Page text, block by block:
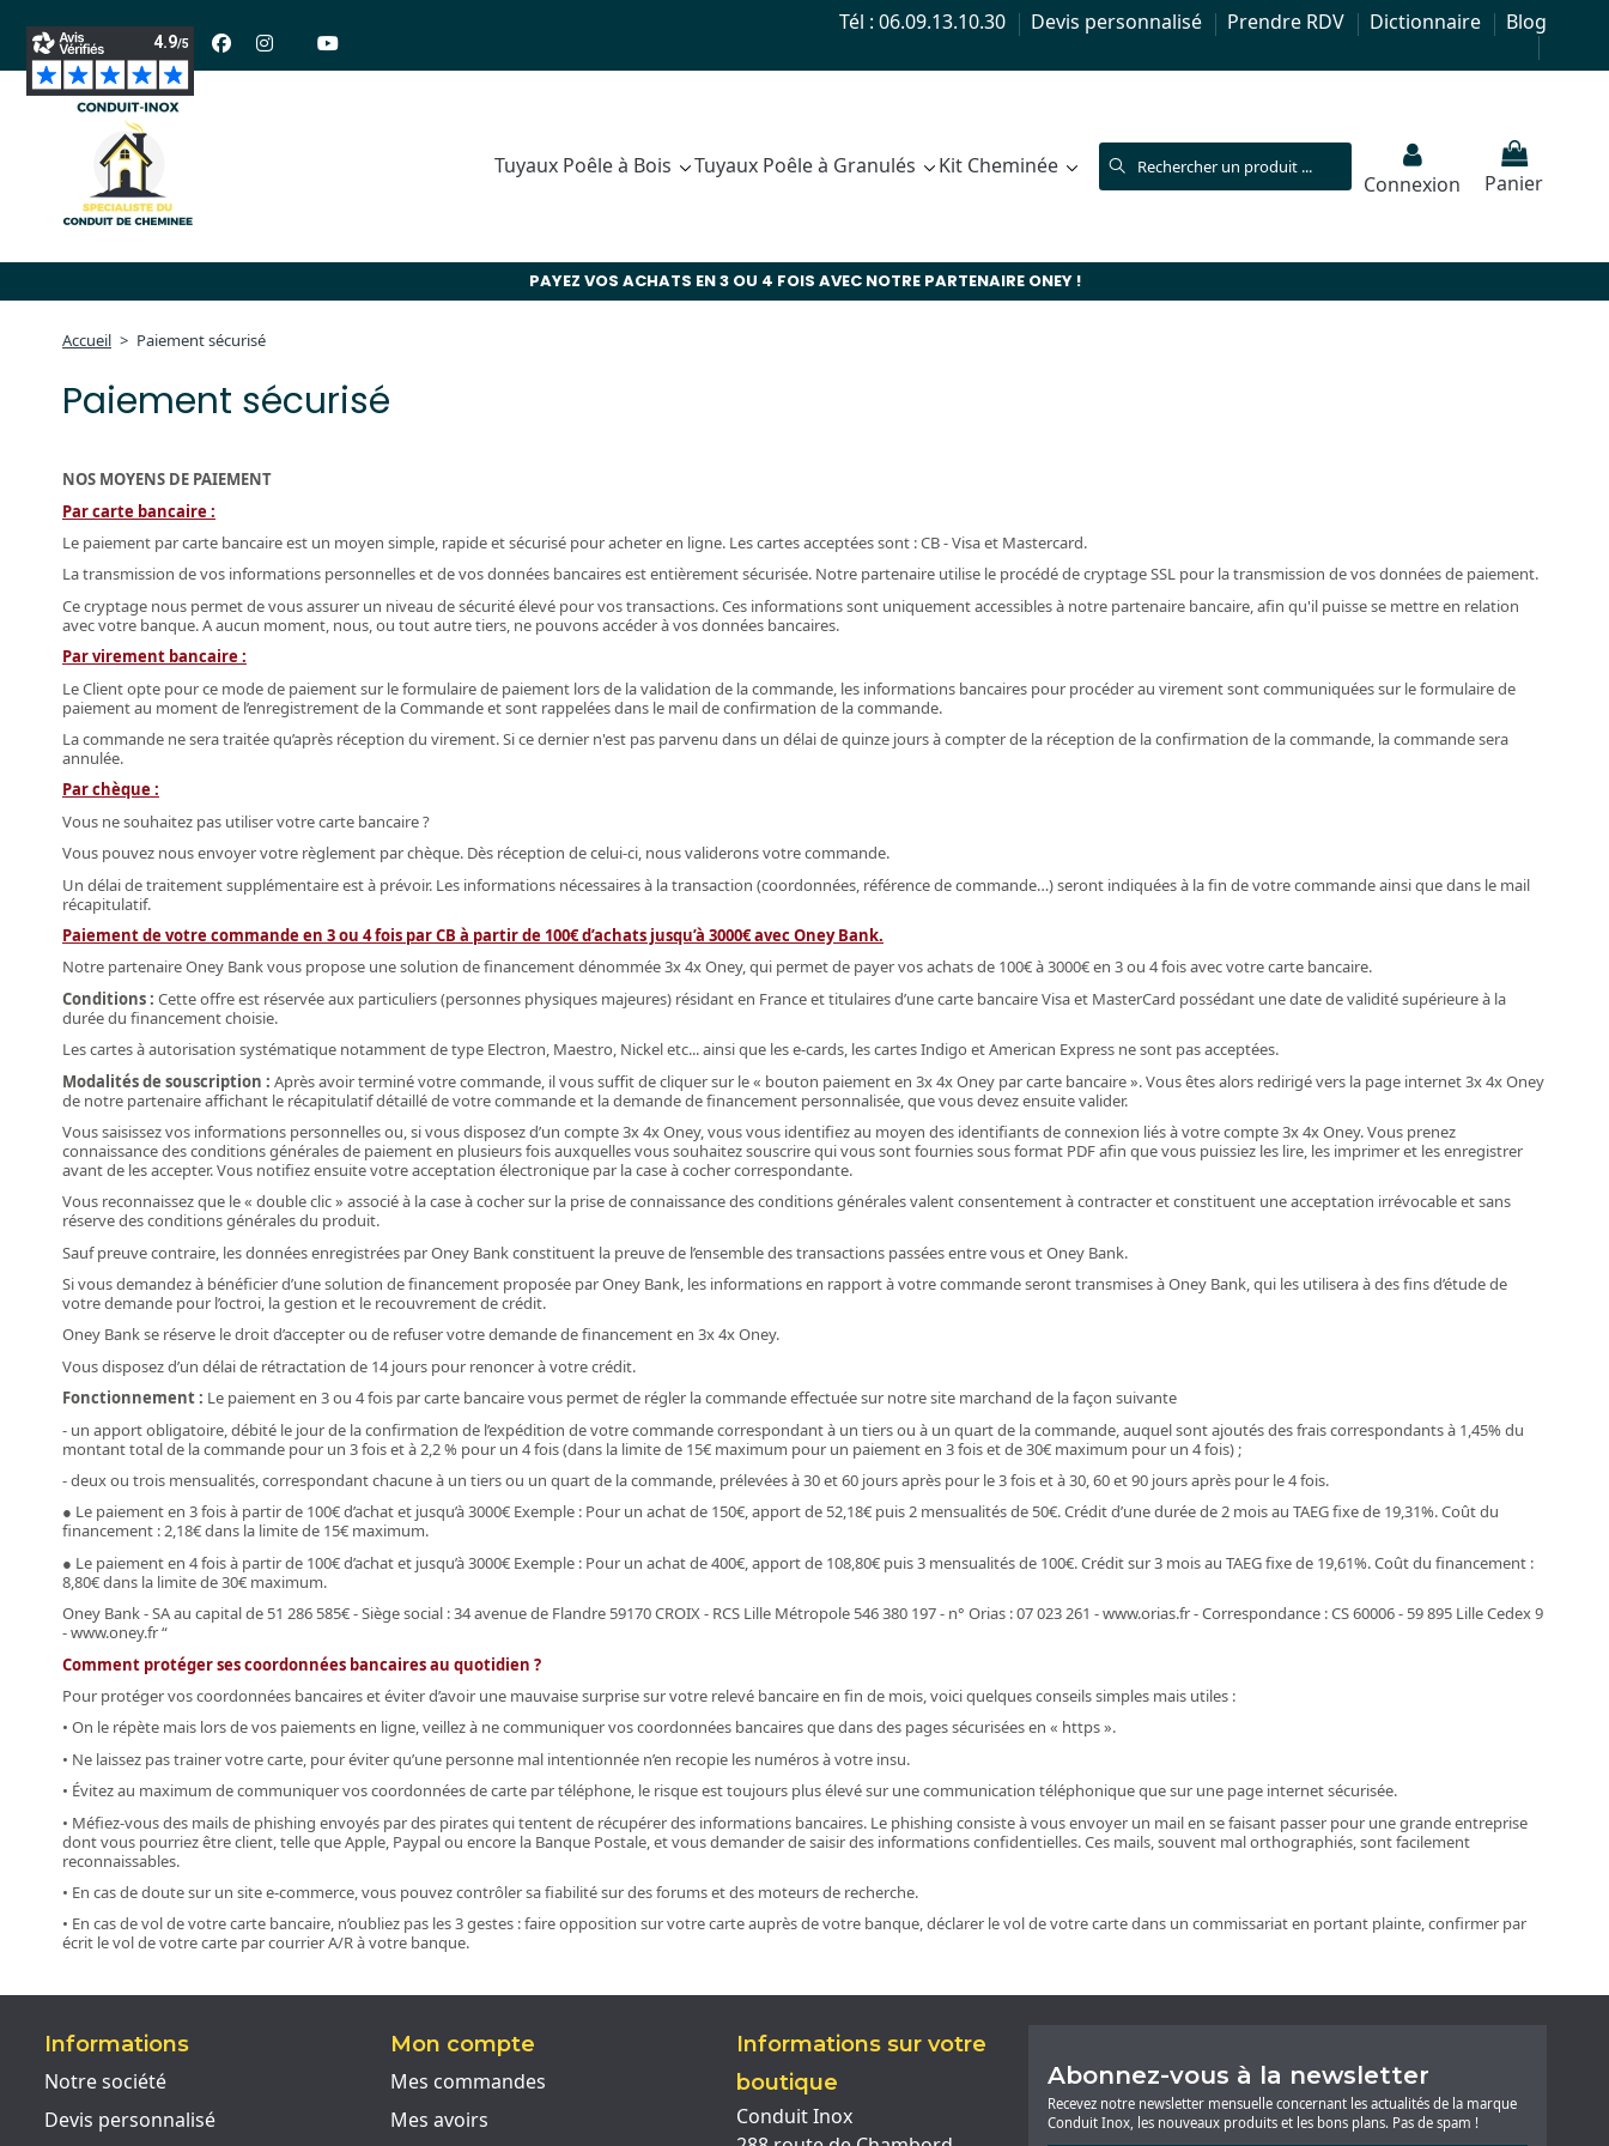
Suivez-nous :
Tél : 06.09.13.10.30 Devis personnalisé Prendre RDV Dictionnaire Blog
Tuyaux Poêle à Bois Tuyaux Poêle à Granulés Kit Cheminée
Connexion Panier
PAYEZ VOS ACHATS EN 3 OU 4 FOIS AVEC NOTRE PARTENAIRE ONEY !
Accueil Paiement sécurisé
Paiement sécurisé
NOS MOYENS DE PAIEMENT
Par carte bancaire :
Le paiement par carte bancaire est un moyen simple, rapide et sécurisé pour acheter en ligne. Les cartes acceptées sont : CB - Visa et Mastercard.
La transmission de vos informations personnelles et de vos données bancaires est entièrement sécurisée. Notre partenaire utilise le procédé de cryptage SSL pour la transmission de vos données de paiement.
Ce cryptage nous permet de vous assurer un niveau de sécurité élevé pour vos transactions. Ces informations sont uniquement accessibles à notre partenaire bancaire, afin qu'il puisse se mettre en relation
avec votre banque. A aucun moment, nous, ou tout autre tiers, ne pouvons accéder à vos données bancaires.
Par virement bancaire :
Le Client opte pour ce mode de paiement sur le formulaire de paiement lors de la validation de la commande, les informations bancaires pour procéder au virement sont communiquées sur le formulaire de
paiement au moment de l’enregistrement de la Commande et sont rappelées dans le mail de confirmation de la commande.
La commande ne sera traitée qu’après réception du virement. Si ce dernier n'est pas parvenu dans un délai de quinze jours à compter de la réception de la confirmation de la commande, la commande sera
annulée.
Par chèque :
Vous ne souhaitez pas utiliser votre carte bancaire ?
Vous pouvez nous envoyer votre règlement par chèque. Dès réception de celui-ci, nous validerons votre commande.
Un délai de traitement supplémentaire est à prévoir. Les informations nécessaires à la transaction (coordonnées, référence de commande…) seront indiquées à la fin de votre commande ainsi que dans le mail
récapitulatif.
Paiement de votre commande en 3 ou 4 fois par CB à partir de 100€ d’achats jusqu’à 3000€ avec Oney Bank.
Notre partenaire Oney Bank vous propose une solution de financement dénommée 3x 4x Oney, qui permet de payer vos achats de 100€ à 3000€ en 3 ou 4 fois avec votre carte bancaire.
Conditions​ : Cette offre est réservée aux particuliers (personnes physiques majeures) résidant en France et titulaires d’une carte bancaire Visa et MasterCard possédant une date de validité supérieure à la
durée du financement choisie.
Les cartes à autorisation systématique notamment de type Electron, Maestro, Nickel etc... ainsi que les e-cards, les cartes Indigo et American Express ne sont pas acceptées.
Modalités de souscription​ : Après avoir terminé votre commande, il vous suffit de cliquer sur le « bouton paiement en 3x 4x Oney par carte bancaire ». Vous êtes alors redirigé vers la page internet 3x 4x Oney
de notre partenaire affichant le récapitulatif détaillé de votre commande et la demande de financement personnalisée, que vous devez ensuite valider.
Vous saisissez vos informations personnelles ou, si vous disposez d’un compte 3x 4x Oney, vous vous identifiez au moyen des identifiants de connexion liés à votre compte 3x 4x Oney. Vous prenez
connaissance des conditions générales de paiement en plusieurs fois auxquelles vous souhaitez souscrire qui vous sont fournies sous format PDF afin que vous puissiez les lire, les imprimer et les enregistrer
avant de les accepter. Vous notifiez ensuite votre acceptation électronique par la case à cocher correspondante.
Vous reconnaissez que le « double clic » associé à la case à cocher sur la prise de connaissance des conditions générales valent consentement à contracter et constituent une acceptation irrévocable et sans
réserve des conditions générales du produit.
Sauf preuve contraire, les données enregistrées par Oney Bank constituent la preuve de l’ensemble des transactions passées entre vous et Oney Bank.
Si vous demandez à bénéficier d’une solution de financement proposée par Oney Bank, les informations en rapport à votre commande seront transmises à Oney Bank, qui les utilisera à des fins d’étude de
votre demande pour l’octroi, la gestion et le recouvrement de crédit.
Oney Bank se réserve le droit d’accepter ou de refuser votre demande de financement en 3x 4x Oney.
Vous disposez d’un délai de rétractation de 14 jours pour renoncer à votre crédit.
Fonctionnement​ : Le paiement en 3 ou 4 fois par carte bancaire vous permet de régler la commande effectuée sur notre site marchand de la façon suivante
- un apport obligatoire, débité le jour de la confirmation de l’expédition de votre commande correspondant à un tiers ou à un quart de la commande, auquel sont ajoutés des frais correspondants à 1,45% du
montant total de la commande pour un 3 fois et à 2,2 % pour un 4 fois (dans la limite de 15€ maximum pour un paiement en 3 fois et de 30€ maximum pour un 4 fois) ;
- deux ou trois mensualités, correspondant chacune à un tiers ou un quart de la commande, prélevées à 30 et 60 jours après pour le 3 fois et à 30, 60 et 90 jours après pour le 4 fois.
● Le paiement en 3 fois à partir de 100€ d’achat et jusqu’à 3000€ Exemple : Pour un achat de 150€, apport de 52,18€ puis 2 mensualités de 50€. Crédit d’une durée de 2 mois au TAEG fixe de 19,31%. Coût du
financement : 2,18€ dans la limite de 15€ maximum.
● Le paiement en 4 fois à partir de 100€ d’achat et jusqu’à 3000€ Exemple : Pour un achat de 400€, apport de 108,80€ puis 3 mensualités de 100€. Crédit sur 3 mois au TAEG fixe de 19,61%. Coût du financement :
8,80€ dans la limite de 30€ maximum.
Oney Bank - SA au capital de 51 286 585€ - Siège social : 34 avenue de Flandre 59170 CROIX - RCS Lille Métropole 546 380 197 - n° Orias : 07 023 261 - ​www.orias.fr ​-​ Correspondance : CS 60006 - 59 895 Lille Cedex 9
-​ ​www.oney.fr​ ​“
Comment protéger ses coordonnées bancaires au quotidien ?
Pour protéger vos coordonnées bancaires et éviter d’avoir une mauvaise surprise sur votre relevé bancaire en fin de mois, voici quelques conseils simples mais utiles :
• On le répète mais lors de vos paiements en ligne, veillez à ne communiquer vos coordonnées bancaires que dans des pages sécurisées en « https ».
• Ne laissez pas trainer votre carte, pour éviter qu’une personne mal intentionnée n’en recopie les numéros à votre insu.
• Évitez au maximum de communiquer vos coordonnées de carte par téléphone, le risque est toujours plus élevé sur une communication téléphonique que sur une page internet sécurisée.
• Méfiez-vous des mails de phishing envoyés par des pirates qui tentent de récupérer des informations bancaires. Le phishing consiste à vous envoyer un mail en se faisant passer pour une grande entreprise
dont vous pourriez être client, telle que Apple, Paypal ou encore la Banque Postale, et vous demander de saisir des informations confidentielles. Ces mails, souvent mal orthographiés, sont facilement
reconnaissables.
• En cas de doute sur un site e-commerce, vous pouvez contrôler sa fiabilité sur des forums et des moteurs de recherche.
• En cas de vol de votre carte bancaire, n’oubliez pas les 3 gestes : faire opposition sur votre carte auprès de votre banque, déclarer le vol de votre carte dans un commissariat en portant plainte, confirmer par
écrit le vol de votre carte par courrier A/R à votre banque.
Informations
Notre société
Devis personnalisé
Mon compte
Mes commandes
Mes avoirs
Informations sur votre
boutique
Conduit Inox
Abonnez-vous à la newsletter
Recevez notre newsletter mensuelle concernant les actualités de la marque
Conduit Inox, les nouveaux produits et les bons plans. Pas de spam !